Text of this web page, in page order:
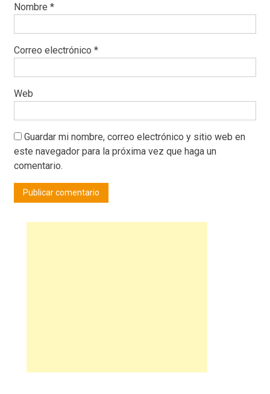
Nombre *
Correo electrónico *
Web
Guardar mi nombre, correo electrónico y sitio web en
este navegador para la próxima vez que haga un
comentario.